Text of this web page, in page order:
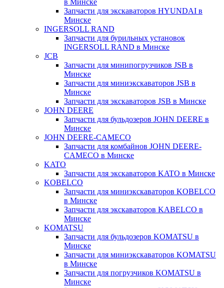
в Минске
Запчасти для экскаваторов HYUNDAI в
Минске
INGERSOLL RAND
Запчасти для бурильных установок
INGERSOLL RAND в Минске
JCB
Запчасти для минипогрузчиков JSB в
Минске
Запчасти для миниэкскаваторов JSB в
Минске
Запчасти для экскаваторов JSB в Минске
JOHN DEERE
Запчасти для бульдозеров JOHN DEERE в
Минске
JOHN DEERE-CAMECO
Запчасти для комбайнов JOHN DEERE-
CAMECO в Минске
KATO
Запчасти для экскаваторов KATO в Минске
KOBELCO
Запчасти для миниэкскаваторов KOBELCO
в Минске
Запчасти для экскаваторов KABELCO в
Минске
KOMATSU
Запчасти для бульдозеров KOMATSU в
Минске
Запчасти для миниэкскаваторов KOMATSU
в Минске
Запчасти для погрузчиков KOMATSU в
Минске